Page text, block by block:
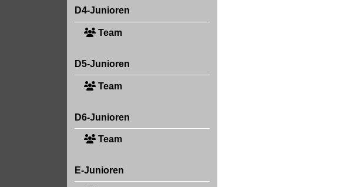
D4-Junioren
Team
D5-Junioren
Team
D6-Junioren
Team
E-Junioren